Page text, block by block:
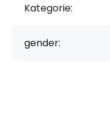
Kategorie:
gender: